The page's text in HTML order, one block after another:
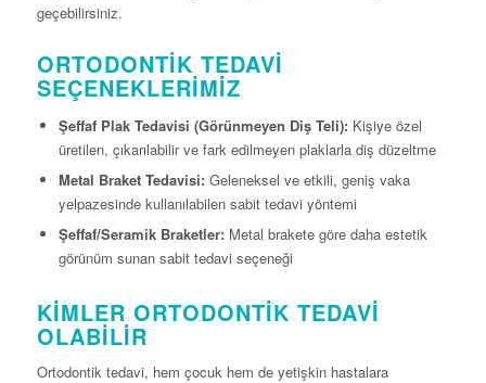
geçebilirsiniz.
ORTODONTIK TEDAVI
SEÇENEKLERIMIZ
Şeffaf Plak Tedavisi (Görünmeyen Diş Teli):Kişiye özel
üretilen, çıkarılabilir ve fark edilmeyen plaklarla diş düzeltme
Metal Braket Tedavisi:Geleneksel ve etkili, geniş vaka
yelpazesinde kullanılabilen sabit tedavi yöntemi
Şeffaf/Seramik Braketler:Metal brakete göre daha estetik
görünüm sunan sabit tedavi seçeneği
KIMLER ORTODONTIK TEDAVI
OLABILIR
Ortodontik tedavi, hem çocuk hem de yetişkin hastalara